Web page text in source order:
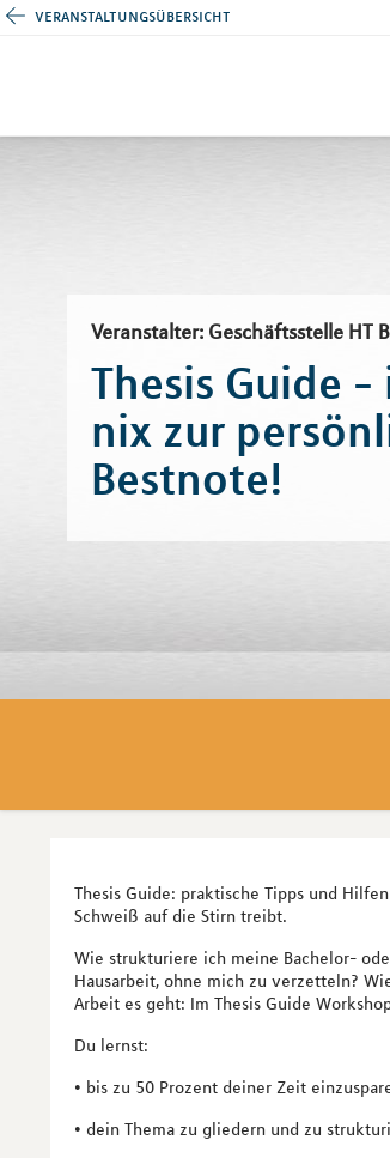
veranstaltungsübersicht
Veranstalter: Geschäftsstelle HT
Thesis Guide
nix zur
Bestnote!
Thesis Guide: praktische Tipps und
Schweiß auf die Stirn treibt.
Wie strukturiere ich meine Bachelor-
Hausarbeit, ohne mich zu verzetteln?
Arbeit es geht: Im Thesis Guide
Du lernst:
• bis zu 50 Prozent deiner Zeit
• dein Thema zu gliedern und zu